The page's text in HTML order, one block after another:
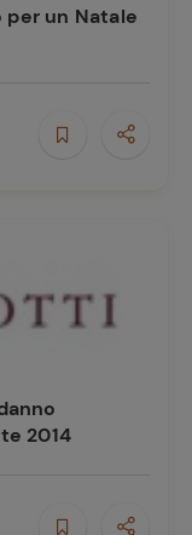
un Natale
2014